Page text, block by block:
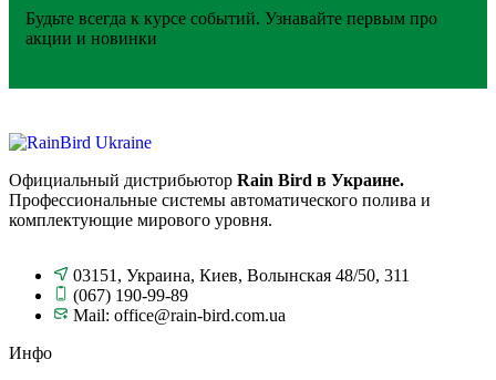
Будьте всегда к курсе событий. Узнавайте первым про
акции и новинки
Официальный дистрибьютор Rain Bird в Украине.
Профессиональные системы автоматического полива и
комплектующие мирового уровня.
03151, Украина, Киев, Волынская 48/50, 311
(067) 190-99-89
Mail: office@rain-bird.com.ua
Инфо